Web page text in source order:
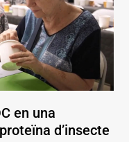
en una
d’insecte